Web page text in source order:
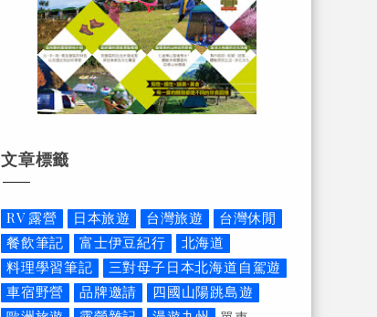
文章標籤
RV 露營 日本旅遊 台灣旅遊
台灣休閒
餐飲筆記
富士伊豆紀行
北海道
料理學習筆記
三對母子日本北海道自駕遊
車宿野營
品牌邀請
四國山陽跳島遊